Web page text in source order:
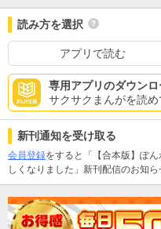
読み方を選択
アプリで読む
専用アプリのダウンロ
サクサクまんがを読め
新刊通知を受け取る
会員登録をすると「【合本版】ぽ
しくなりました」新刊配信のお知ら